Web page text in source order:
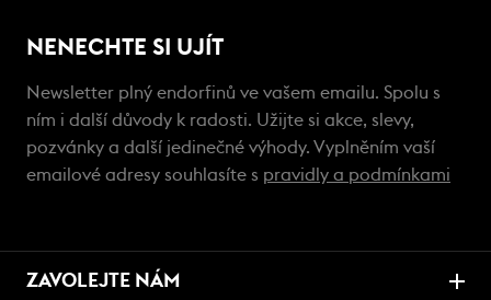
NENECHTE SI UJÍT
Newsletter plný endorfinů ve vašem emailu. Spolu s
ním i další důvody k radosti. Užijte si akce, slevy,
pozvánky a další jedinečné výhody. Vyplněním vaší
emailové adresy souhlasíte s pravidly a podmínkami
ZAVOLEJTE NÁM